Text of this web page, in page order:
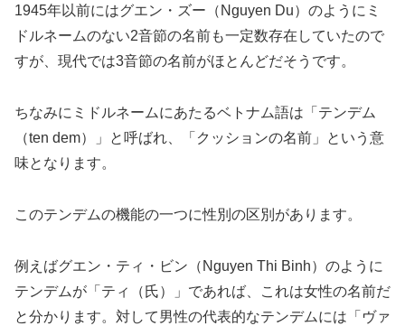
1945年以前にはグエン・ズー（Nguyen Du）のようにミ
ドルネームのない2音節の名前も一定数存在していたので
すが、現代では3音節の名前がほとんどだそうです。
ちなみにミドルネームにあたるベトナム語は「テンデム
（ten dem）」と呼ばれ、「クッションの名前」という意
味となります。
このテンデムの機能の一つに性別の区別があります。
例えばグエン・ティ・ビン（Nguyen Thi Binh）のように
テンデムが「ティ（氏）」であれば、これは女性の名前だ
と分かります。対して男性の代表的なテンデムには「ヴァ